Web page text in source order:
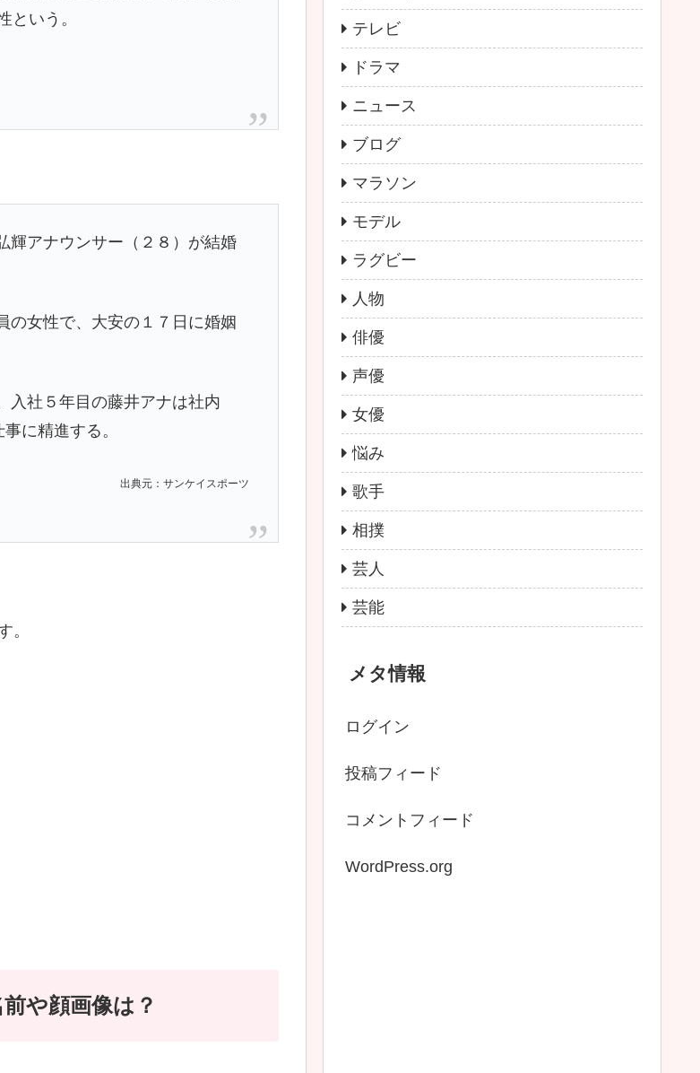
という。
アナウンサー（２８）が結婚
の女性で、大安の１７日に婚姻
入社５年目の藤井アナは社内
に精進する。
出典元：サンケイスポーツ
。
や顔画像は？
テレビ
ドラマ
ニュース
ブログ
マラソン
モデル
ラグビー
人物
俳優
声優
女優
悩み
歌手
相撲
芸人
芸能
メタ情報
ログイン
投稿フィード
コメントフィード
WordPress.org